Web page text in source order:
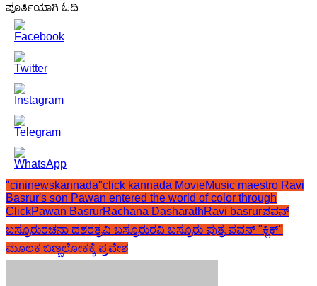
ಪೂರ್ತಿಯಾಗಿ ಓದಿ
"cininewskannada"click kannada MovieMusic maestro Ravi
Basrur's son Pawan entered the world of color through
ClickPawan BasrurRachana DasharathRavi basrurಪವನ್
ಬಸ್ರೂರುರಚನಾ ದಶರತ್ರವಿ ಬಸ್ರೂರುರವಿ ಬಸ್ರೂರು ಪುತ್ರ ಪವನ್ "ಕ್ಲಿಕ್"
ಮೂಲಕ ಬಣ್ಣಲೋಕಕ್ಕೆ ಪ್ರವೇಶ